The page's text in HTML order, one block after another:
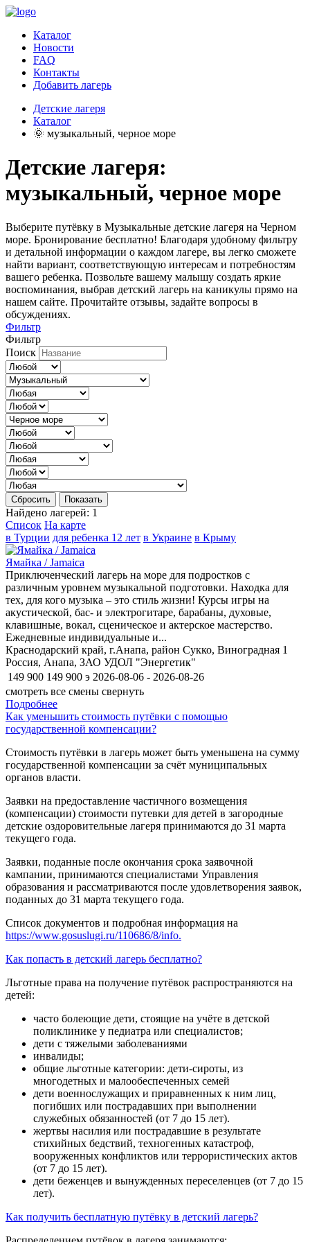
Каталог
Новости
FAQ
Контакты
Добавить лагерь
Детские лагеря
Каталог
🌞 музыкальный, черное море
Детские лагеря:
музыкальный, черное море
Выберите путёвку в Музыкальные детские лагеря на Черном
море. Бронирование бесплатно! Благодаря удобному фильтру
и детальной информации о каждом лагере, вы легко сможете
найти вариант, соответствующую интересам и потребностям
вашего ребенка. Позвольте вашему малышу создать яркие
воспоминания, выбрав детский лагерь на каникулы прямо на
нашем сайте. Прочитайте отзывы, задайте вопросы в
обсуждениях.
Фильтр
Фильтр
Поиск
Сбросить Показать
Найдено лагерей: 1
Список На карте
в Турции для ребенка 12 лет в Украине в Крыму
Ямайка / Jamaica
Приключенческий лагерь на море для подростков с
различным уровнем музыкальной подготовки. Находка для
тех, для кого музыка – это стиль жизни! Курсы игры на
акустической, бас- и электрогитаре, барабаны, духовые,
клавишные, вокал, сценическое и актерское мастерство.
Ежедневные индивидуальные и...
Краснодарский край, г.Анапа, район Сукко, Виноградная 1
Россия, Анапа, ЗАО УДОЛ "Энергетик"
149 900 149 900 э 2026-08-06 - 2026-08-26
смотреть все смены свернуть
Подробнее
Как уменьшить стоимость путёвки с помощью
государственной компенсации?
Стоимость путёвки в лагерь может быть уменьшена на сумму
государственной компенсации за счёт муниципальных
органов власти.
Заявки на предоставление частичного возмещения
(компенсации) стоимости путевки для детей в загородные
детские оздоровительные лагеря принимаются до 31 марта
текущего года.
Заявки, поданные после окончания срока заявочной
кампании, принимаются специалистами Управления
образования и рассматриваются после удовлетворения заявок,
поданных до 31 марта текущего года.
Список документов и подробная информация на
https://www.gosuslugi.ru/110686/8/info.
Как попасть в детский лагерь бесплатно?
Льготные права на получение путёвок распространяются на
детей:
часто болеющие дети, стоящие на учёте в детской
поликлинике у педиатра или специалистов;
дети с тяжелыми заболеваниями
инвалиды;
общие льготные категории: дети-сироты, из
многодетных и малообеспеченных семей
дети военнослужащих и приравненных к ним лиц,
погибших или пострадавших при выполнении
служебных обязанностей (от 7 до 15 лет).
жертвы насилия или пострадавшие в результате
стихийных бедствий, техногенных катастроф,
вооруженных конфликтов или террористических актов
(от 7 до 15 лет).
дети беженцев и вынужденных переселенцев (от 7 до 15
лет).
Как получить бесплатную путёвку в детский лагерь?